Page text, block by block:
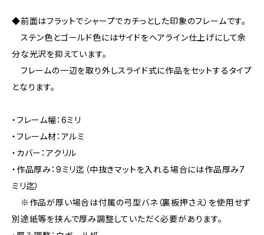
◆前面はフラットでシャープでカチっとした印象のフレームです。
ステン色とゴールド色にはサイドをヘアライン仕上げにして余
分な光沢を抑えています。
フレームの一辺を取り外しスライド式に作品をセットするタイプ
となります。
・フレーム幅：6ミリ
・フレーム材：アルミ
・カバー：アクリル
・作品厚み：9ミリ迄（中抜きマットを入れる場合には作品厚み7
ミリ迄）
※作品が厚い場合は付属の弓型バネ（裏板押さえ）を使用せず
別途紙等を挟んで厚み調整していただく必要があります。